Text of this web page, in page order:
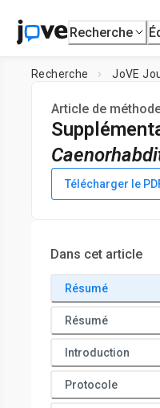
Recherche
Recherche JoVE
Article de
DOI : 10.3791/
Marzia Savini*1,2,
Molecular and
These authors
Télécharger le
Dans cet article
Résumé
Résumé
Introduction
Protocole